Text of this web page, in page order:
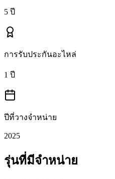
5 ปี
การรับประกันอะไหล่
1 ปี
ปีที่วางจำหน่าย
2025
รุ่นที่มีจำหน่าย